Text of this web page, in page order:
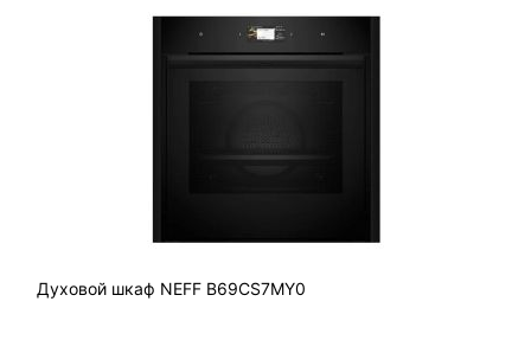
Духовой шкаф NEFF B69CS7MY0